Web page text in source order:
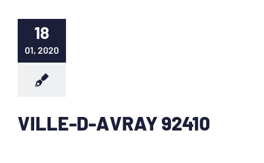
18
01, 2020
VILLE-D-AVRAY 92410